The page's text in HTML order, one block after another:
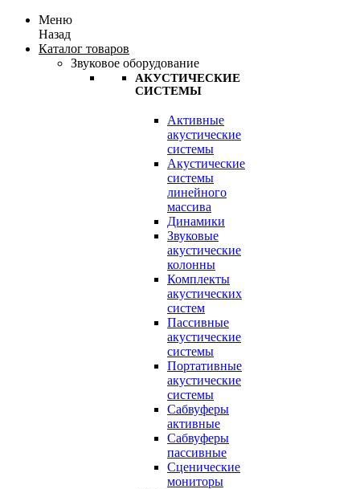
Меню
Назад
Каталог товаров
Звуковое оборудование
АКУСТИЧЕСКИЕ
СИСТЕМЫ
Активные
акустические
системы
Акустические
системы
линейного
массива
Динамики
Звуковые
акустические
колонны
Комплекты
акустических
систем
Пассивные
акустические
системы
Портативные
акустические
системы
Сабвуферы
активные
Сабвуферы
пассивные
Сценические
мониторы